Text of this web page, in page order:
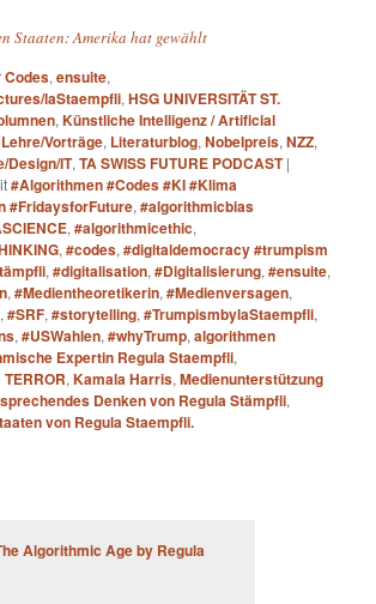
Staaten: Amerika hat gewählt
Codes,ensuite,
laStaempfli,HSG UNIVERSITÄT ST.
,Künstliche Intelligenz / Artificial
Lehre/Vorträge, Literaturblog,Nobelpreis,NZZ,
Design/IT,TA SWISS FUTURE PODCAST |
#Algorithmen #Codes #KI #Klima
#FridaysforFuture,#algorithmicbias
,#algorithmicethic,
,#codes,#digitaldemocracy #trumpism
,#digitalisation,#Digitalisierung,#ensuite,
,#Medientheoretikerin,#Medienversagen,
,#SRF,#storytelling,#TrumpismbylaStaempfli,
,#USWahlen,#whyTrump,algorithmen
Expertin Regula Staempfli,
,Kamala Harris,Medienunterstützung
sprechendes Denken von Regula Stämpfli,
von Regula Staempfli.